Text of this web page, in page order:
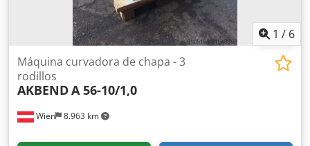
1 / 6
Wien 8.963 km
Máquina curvadora de chapa - 3
rodillos
AKBENDA 56-10/1,0